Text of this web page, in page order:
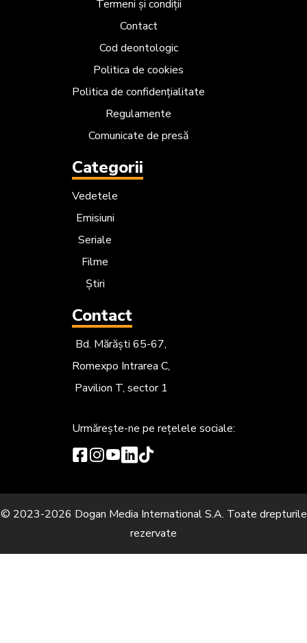
Termeni și condiții
Contact
Cod deontologic
Politica de cookies
Politica de confidențialitate
Regulamente
Comunicate de presă
Categorii
Vedetele
Emisiuni
Seriale
Filme
Știri
Contact
Bd. Mărăști 65-67,
Romexpo Intrarea C,
Pavilion T, sector 1
Urmărește-ne pe rețelele sociale:
© 2023-2026 Dogan Media International S.A. Toate drepturile
rezervate